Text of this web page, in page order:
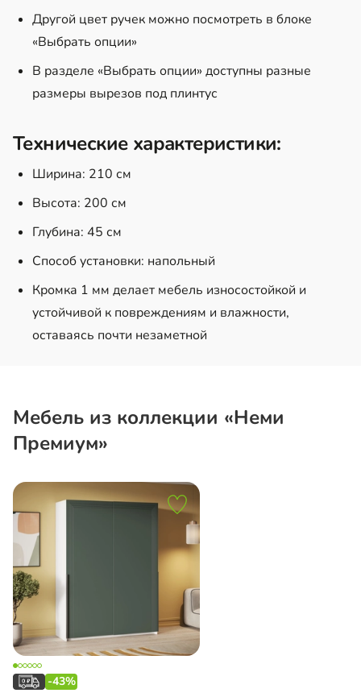
Другой цвет ручек можно посмотреть в блоке
«Выбрать опции»
В разделе «Выбрать опции» доступны разные
размеры вырезов под плинтус
Технические характеристики:
Ширина: 210 см
Высота: 200 см
Глубина: 45 см
Способ установки: напольный
Кромка 1 мм делает мебель износостойкой и
устойчивой к повреждениям и влажности,
оставаясь почти незаметной
Мебель из коллекции «Неми
Премиум»
-43%